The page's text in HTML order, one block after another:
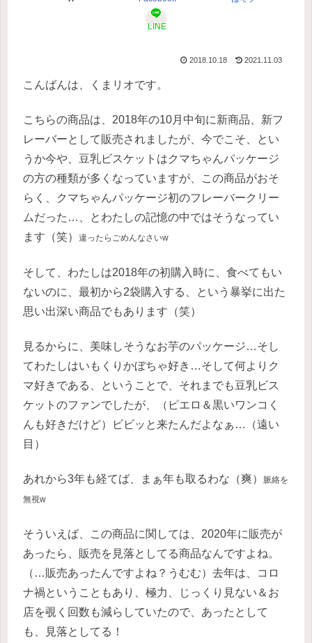
LINE
2018.10.18 2021.11.03
こんばんは、くまリオです。
こちらの商品は、2018年の10月中旬に新商品、新フ
レーバーとして販売されましたが、今でこそ、とい
うか今や、豆乳ビスケットはクマちゃんパッケージ
の方の種類が多くなっていますが、この商品がおそ
らく、クマちゃんパッケージ初のフレーバークリー
ムだった…、とわたしの記憶の中ではそうなってい
ます（笑）
違ったらごめんなさいw
そして、わたしは2018年の初購入時に、食べてもい
ないのに、最初から2袋購入する、という暴挙に出た
思い出深い商品でもあります（笑）
見るからに、美味しそうなお芋のパッケージ…そし
てわたしはいもくりかぼちゃ好き…そして何よりク
マ好きである、ということで、それまでも豆乳ビス
ケットのファンでしたが、（ピエロ＆黒いワンコく
んも好きだけど）ビビッと来たんだよなぁ…（遠い
目）
あれから3年も経てば、まぁ年も取るわな（爽）
脈絡を
無視w
そういえば、この商品に関しては、2020年に販売が
あったら、販売を見落としてる商品なんですよね。
（…販売あったんですよね？うむむ）去年は、コロ
ナ禍ということもあり、極力、じっくり見ない＆お
店を覗く回数も減らしていたので、あったとして
も、見落としてる！